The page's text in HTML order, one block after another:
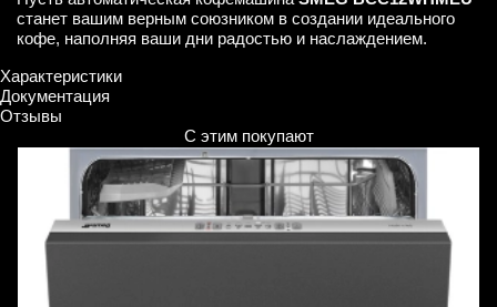
станет вашим верным союзником в создании идеального
кофе, наполняя ваши дни радостью и наслаждением.
Характеристики
Документация
Отзывы
С этим покупают